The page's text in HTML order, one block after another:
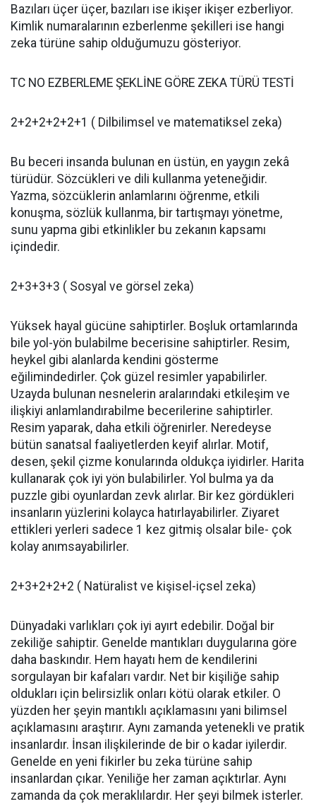
Bazıları üçer üçer, bazıları ise ikişer ikişer ezberliyor.
Kimlik numaralarının ezberlenme şekilleri ise hangi
zeka türüne sahip olduğumuzu gösteriyor.
TC NO EZBERLEME ŞEKLİNE GÖRE ZEKA TÜRÜ TESTİ
2+2+2+2+2+1 ( Dilbilimsel ve matematiksel zeka)
Bu beceri insanda bulunan en üstün, en yaygın zekâ
türüdür. Sözcükleri ve dili kullanma yeteneğidir.
Yazma, sözcüklerin anlamlarını öğrenme, etkili
konuşma, sözlük kullanma, bir tartışmayı yönetme,
sunu yapma gibi etkinlikler bu zekanın kapsamı
içindedir.
2+3+3+3 ( Sosyal ve görsel zeka)
Yüksek hayal gücüne sahiptirler. Boşluk ortamlarında
bile yol-yön bulabilme becerisine sahiptirler. Resim,
heykel gibi alanlarda kendini gösterme
eğilimindedirler. Çok güzel resimler yapabilirler.
Uzayda bulunan nesnelerin aralarındaki etkileşim ve
ilişkiyi anlamlandırabilme becerilerine sahiptirler.
Resim yaparak, daha etkili öğrenirler. Neredeyse
bütün sanatsal faaliyetlerden keyif alırlar. Motif,
desen, şekil çizme konularında oldukça iyidirler. Harita
kullanarak çok iyi yön bulabilirler. Yol bulma ya da
puzzle gibi oyunlardan zevk alırlar. Bir kez gördükleri
insanların yüzlerini kolayca hatırlayabilirler. Ziyaret
ettikleri yerleri sadece 1 kez gitmiş olsalar bile- çok
kolay anımsayabilirler.
2+3+2+2+2 ( Natüralist ve kişisel-içsel zeka)
Dünyadaki varlıkları çok iyi ayırt edebilir. Doğal bir
zekiliğe sahiptir. Genelde mantıkları duygularına göre
daha baskındır. Hem hayatı hem de kendilerini
sorgulayan bir kafaları vardır. Net bir kişiliğe sahip
oldukları için belirsizlik onları kötü olarak etkiler. O
yüzden her şeyin mantıklı açıklamasını yani bilimsel
açıklamasını araştırır. Aynı zamanda yetenekli ve pratik
insanlardır. İnsan ilişkilerinde de bir o kadar iyilerdir.
Genelde en yeni fikirler bu zeka türüne sahip
insanlardan çıkar. Yeniliğe her zaman açıktırlar. Aynı
zamanda da çok meraklılardır. Her şeyi bilmek isterler.